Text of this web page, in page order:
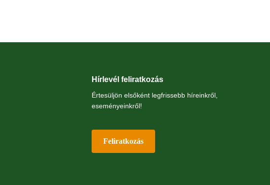
Hírlevél feliratkozás
Értesüljön elsőként legfrissebb híreinkről,
eseményeinkről!
Feliratkozás